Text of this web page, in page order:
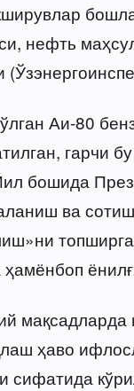
нефть
Аи-80
гарчи
бошида
ва
ҳамёнбоп
мақсадларда
ҳаво